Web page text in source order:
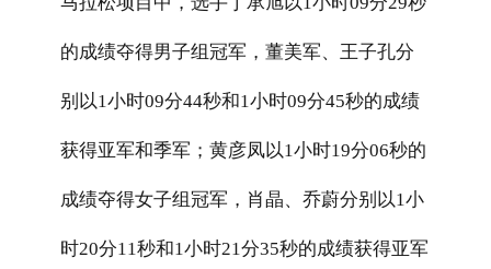
的成绩夺得男子组冠军，董美军、王子孔分
别以1小时09分44秒和1小时09分45秒的成绩
获得亚军和季军；黄彦凤以1小时19分06秒的
成绩夺得女子组冠军，肖晶、乔蔚分别以1小
时20分11秒和1小时21分35秒的成绩获得亚军